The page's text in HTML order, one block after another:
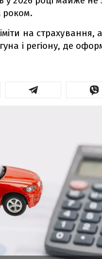
роком.
на страхування,
і регіону, де